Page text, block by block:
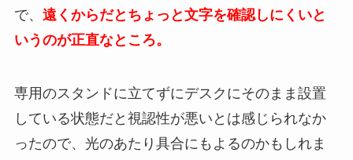
で、 遠くからだとちょっと文字を確認しにくいと
いうのが正直なところ。
専用のスタンドに立てずにデスクにそのまま設置
している状態だと視認性が悪いとは感じられなか
ったので、光のあたり具合にもよるのかもしれま